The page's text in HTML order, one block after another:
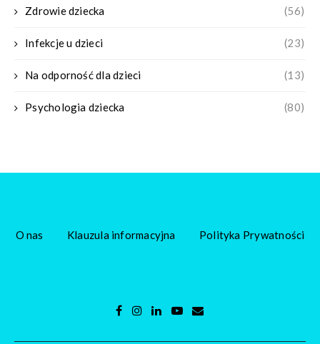
Zdrowie dziecka (56)
Infekcje u dzieci (23)
Na odporność dla dzieci (13)
Psychologia dziecka (80)
O nas Klauzula informacyjna Polityka Prywatności